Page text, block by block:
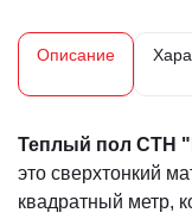
Описание
Теплый пол СТН
это сверхтонкий
квадратный метр,